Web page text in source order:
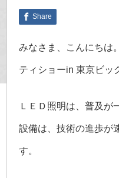
ッ
サ
イ
Share
みなさま、こんにちは
ティショーin 東京ビッ
ＬＥＤ照明は、普及が
設備は、技術の進歩が
す。